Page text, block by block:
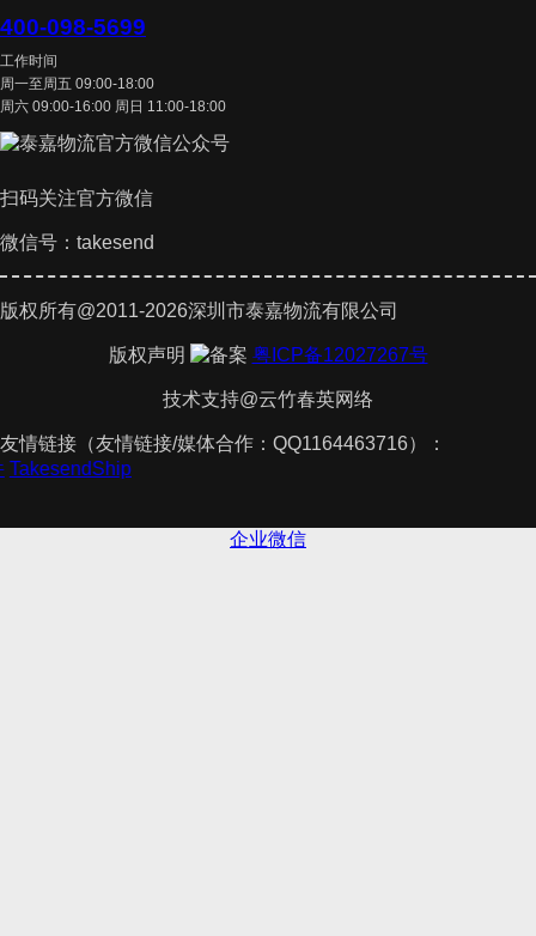
400-098-5699
工作时间
周一至周五 09:00-18:00
周六 09:00-16:00 周日 11:00-18:00
扫码关注官方微信
微信号：takesend
版权所有@2011-2026深圳市泰嘉物流有限公司
版权声明 粤ICP备12027267号
技术支持@云竹春英网络
友情链接（友情链接/媒体合作：QQ1164463716）：
TakesendShip
企业微信